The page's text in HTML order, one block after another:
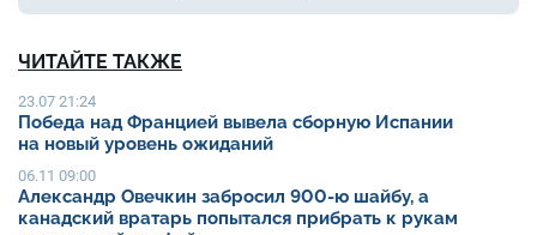
ЧИТАЙТЕ ТАКЖЕ
23.07 21:24
Победа над Францией вывела сборную Испании
на новый уровень ожиданий
06.11 09:00
Александр Овечкин забросил 900-ю шайбу, а
канадский вратарь попытался прибрать к рукам